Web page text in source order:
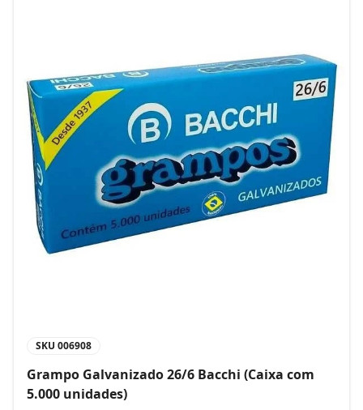
SKU 006908
Grampo Galvanizado 26/6 Bacchi (Caixa com
5.000 unidades)